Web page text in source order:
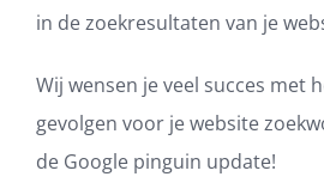
in de zoekresultaten van je
Wij wensen je veel succes met
gevolgen voor je website
de Google pinguin update!